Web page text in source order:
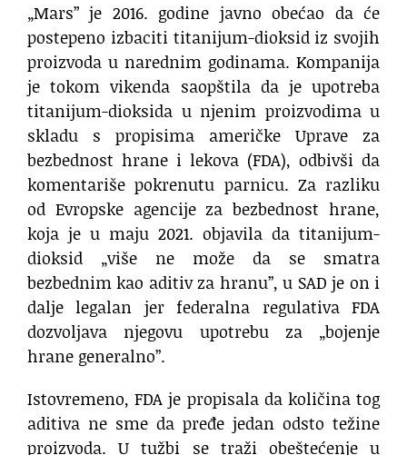
„Mars” je 2016. godine javno obećao da će
postepeno izbaciti titanijum-dioksid iz svojih
proizvoda u narednim godinama. Kompanija
je tokom vikenda saopštila da je upotreba
titanijum-dioksida u njenim proizvodima u
skladu s propisima američke Uprave za
bezbednost hrane i lekova (FDA), odbivši da
komentariše pokrenutu parnicu. Za razliku
od Evropske agencije za bezbednost hrane,
koja je u maju 2021. objavila da titanijum-
dioksid „više ne može da se smatra
bezbednim kao aditiv za hranu”, u SAD je on i
dalje legalan jer federalna regulativa FDA
dozvoljava njegovu upotrebu za „bojenje
hrane generalno”.
Istovremeno, FDA je propisala da količina tog
aditiva ne sme da pređe jedan odsto težine
proizvoda. U tužbi se traži obeštećenje u